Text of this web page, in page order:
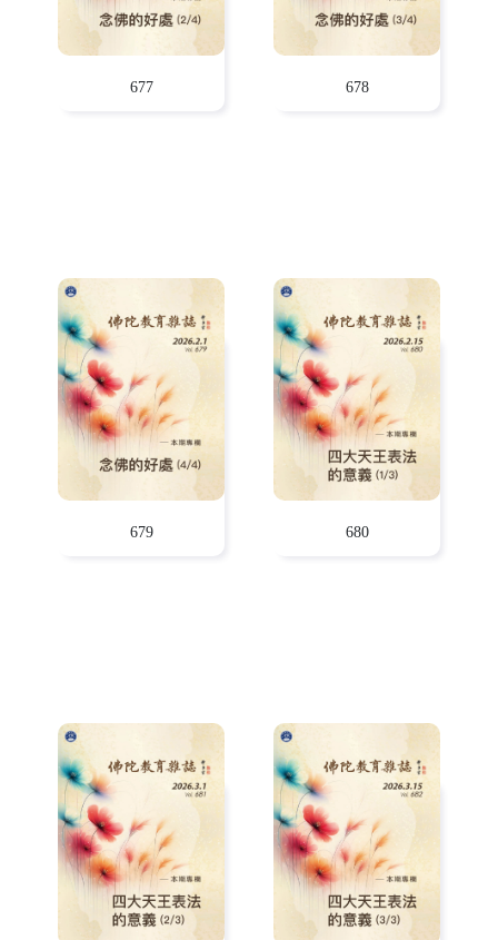
677 678
679 680